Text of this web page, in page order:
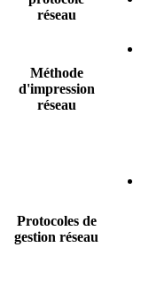
réseau
Méthode
d'impression
réseau
Protocoles de
gestion réseau